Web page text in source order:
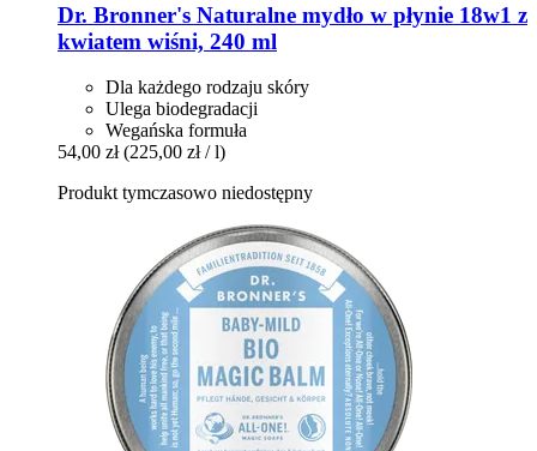
Dr. Bronner's Naturalne mydło w płynie 18w1 z
kwiatem wiśni, 240 ml
Dla każdego rodzaju skóry
Ulega biodegradacji
Wegańska formuła
54,00 zł (225,00 zł / l)
Produkt tymczasowo niedostępny